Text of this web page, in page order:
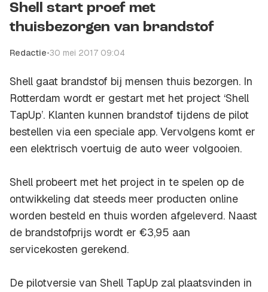
Shell start proef met
thuisbezorgen van brandstof
Redactie•30 mei 2017 09:04
Shell gaat brandstof bij mensen thuis bezorgen. In
Rotterdam wordt er gestart met het project ‘Shell
TapUp’. Klanten kunnen brandstof tijdens de pilot
bestellen via een speciale app. Vervolgens komt er
een elektrisch voertuig de auto weer volgooien.
Shell probeert met het project in te spelen op de
ontwikkeling dat steeds meer producten online
worden besteld en thuis worden afgeleverd. Naast
de brandstofprijs wordt er €3,95 aan
servicekosten gerekend.
De pilotversie van Shell TapUp zal plaatsvinden in